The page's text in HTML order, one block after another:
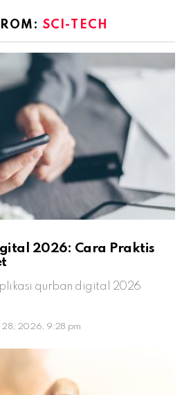
SCI-TECH
2026: Cara Praktis
qurban digital 2026
28, 2026, 9:28 pm